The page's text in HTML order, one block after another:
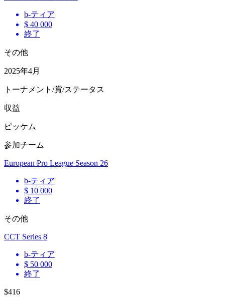
b-ティア
$ 40 000
終了
その他
2025年4月
トーナメント/賞/ステータス
収益
ピッケム
参加チーム
European Pro League Season 26
b-ティア
$ 10 000
終了
その他
CCT Series 8
b-ティア
$ 50 000
終了
$416